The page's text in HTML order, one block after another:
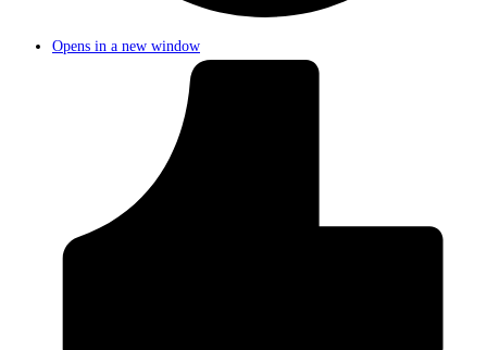
Opens in a new window